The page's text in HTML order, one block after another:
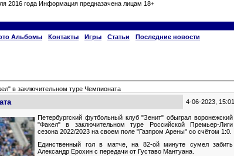
2016 года Информация предназачена лицам 18+
Альбомы Контакты Игры Статьи Последние новости
в заключительном туре Чемпионата
4-06-2023, 15:01
Петербургский футбольный клуб "Зенит" обыграл воронежский
"Факел" в заключительном туре Российской Премьер-Лиги
сезона 2022/2023 на своем поле "Газпром Арены" со счётом 1:0.
Единственный гол в матче, на 82-ой минуте сумел забить
Александр Ерохин с передачи от Густаво Мантуана.